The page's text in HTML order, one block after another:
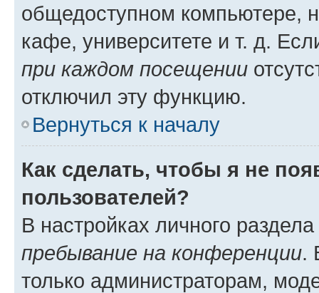
общедоступном компьютере,
кафе, университете и т. д.
при каждом посещении
отключил эту функцию.
Вернуться к началу
Как сделать, чтобы я не
пользователей?
В настройках личного
пребывание на конференции.
только администраторам,